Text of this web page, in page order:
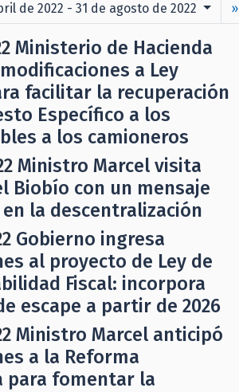
de 2022 - 31 de agosto de 2022 »
Ministerio de Hacienda
a Ley
facilitar la recuperación
Específico a los
a los camioneros
Ministro Marcel visita
Biobío con un mensaje
la descentralización
Gobierno ingresa
al proyecto de Ley de
Fiscal: incorpora
escape a partir de 2026
Ministro Marcel anticipó
a la Reforma
para fomentar la